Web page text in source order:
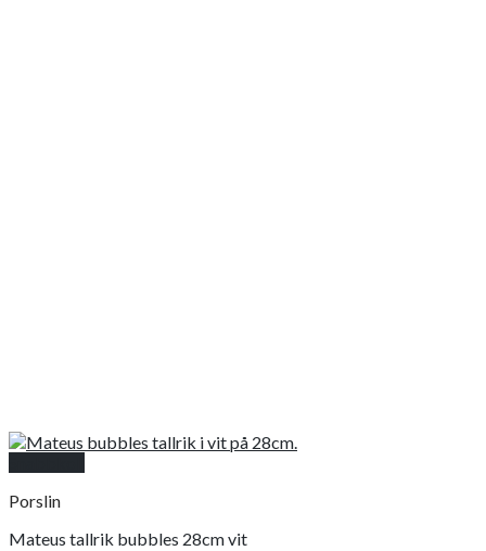
Porslin
Mateus tallrik bubbles 28cm vit